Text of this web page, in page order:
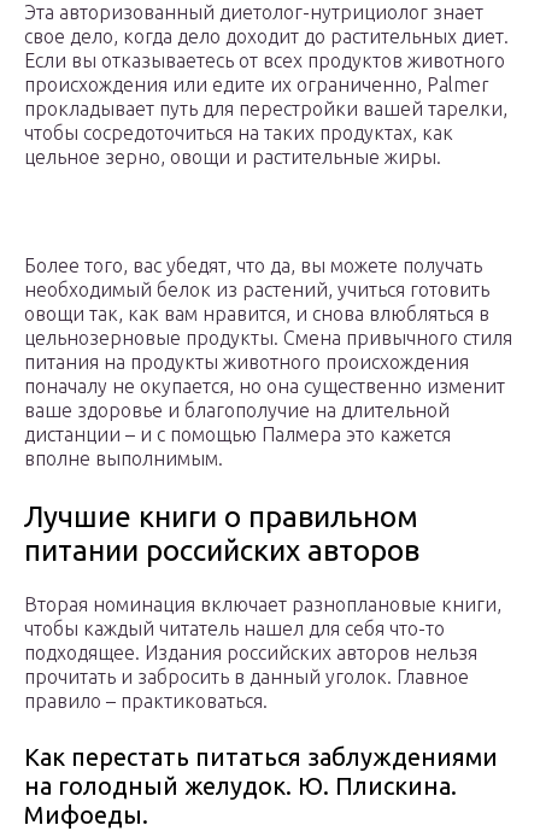
Эта авторизованный диетолог-нутрициолог знает
свое дело, когда дело доходит до растительных диет.
Если вы отказываетесь от всех продуктов животного
происхождения или едите их ограниченно, Palmer
прокладывает путь для перестройки вашей тарелки,
чтобы сосредоточиться на таких продуктах, как
цельное зерно, овощи и растительные жиры.
Более того, вас убедят, что да, вы можете получать
необходимый белок из растений, учиться готовить
овощи так, как вам нравится, и снова влюбляться в
цельнозерновые продукты. Смена привычного стиля
питания на продукты животного происхождения
поначалу не окупается, но она существенно изменит
ваше здоровье и благополучие на длительной
дистанции – и с помощью Палмера это кажется
вполне выполнимым.
Лучшие книги о правильном
питании российских авторов
Вторая номинация включает разноплановые книги,
чтобы каждый читатель нашел для себя что-то
подходящее. Издания российских авторов нельзя
прочитать и забросить в данный уголок. Главное
правило – практиковаться.
Как перестать питаться заблуждениями
на голодный желудок. Ю. Плискина.
Мифоеды.